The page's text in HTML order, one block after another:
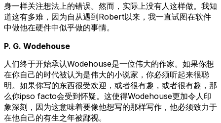
身一样关注想法上的错误。然而，实际上没有人这样做。我知
道这有多难，因为自从遇到Robert以来，我一直试图在软件
中做他在硬件中似乎做的事情。
P. G. Wodehouse
人们终于开始承认Wodehouse是一位伟大的作家。如果你想
在你自己的时代被认为是伟大的小说家，你必须听起来很聪
明。如果你写的东西很受欢迎，或者很有趣，或者很有趣，那
么你ipso facto会受到怀疑。这使得Wodehouse更加令人印
象深刻，因为这意味着要像他想写的那样写作，他必须致力于
在他自己的有生之年被鄙视。